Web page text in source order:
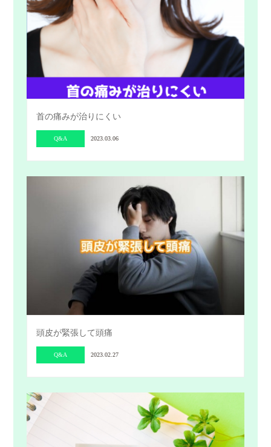
首の痛みが治りにくい
Q&A 2023.03.06
頭皮が緊張して頭痛
Q&A 2023.02.27